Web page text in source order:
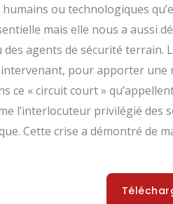
ou technologiques
mais elle nous a aussi
agents de sécurité
pour apporter une
ce « circuit court »
l’interlocuteur privilégié
Cette crise a démontré de